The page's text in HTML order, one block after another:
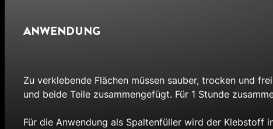
ANWENDUNG
Zu verklebende Flächen müssen sauber, trocken und
und beide Teile zusammengefügt. Für 1 Stunde
Für die Anwendung als Spaltenfüller wird der Klebstoff